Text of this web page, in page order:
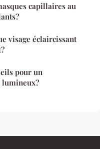
capillaires au
visage éclaircissant
pour un